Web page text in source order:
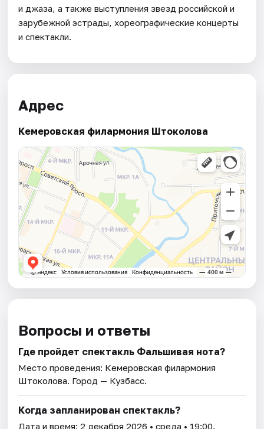
и джаза, а также выступления звезд российской и
зарубежной эстрады, хореографические концерты
и спектакли.
Адрес
Кемеровская филармония Штоколова
Вопросы и ответы
Где пройдет спектакль Фальшивая нота?
Место проведения: Кемеровская филармония
Штоколова. Город — Кузбасс.
Когда запланирован спектакль?
Дата и время:2 декабря 2026 • среда • 19:00.